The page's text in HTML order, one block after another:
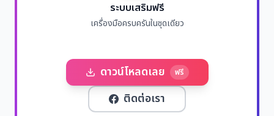
ระบบเสริมฟรี
เครื่องมือครบครันในชุดเดียว
ดาวน์โหลดเลย ฟรี
ติดต่อเรา